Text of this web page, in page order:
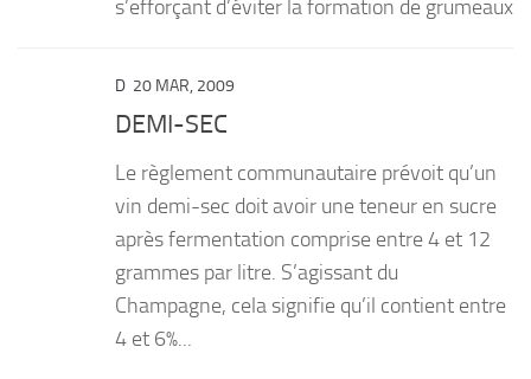
s’efforçant d’éviter la formation de grumeaux
D 20 MAR, 2009
DEMI-SEC
Le règlement communautaire prévoit qu’un
vin demi-sec doit avoir une teneur en sucre
après fermentation comprise entre 4 et 12
grammes par litre. S’agissant du
Champagne, cela signifie qu’il contient entre
4 et 6%...